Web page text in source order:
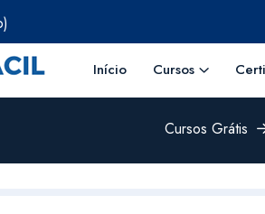
Início Cursos
Cursos Grátis